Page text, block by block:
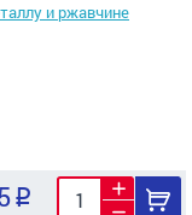
и ржавчине